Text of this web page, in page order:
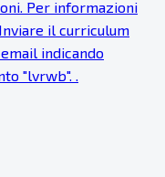
Per informazioni
il curriculum
indicando
"lvrwb". .